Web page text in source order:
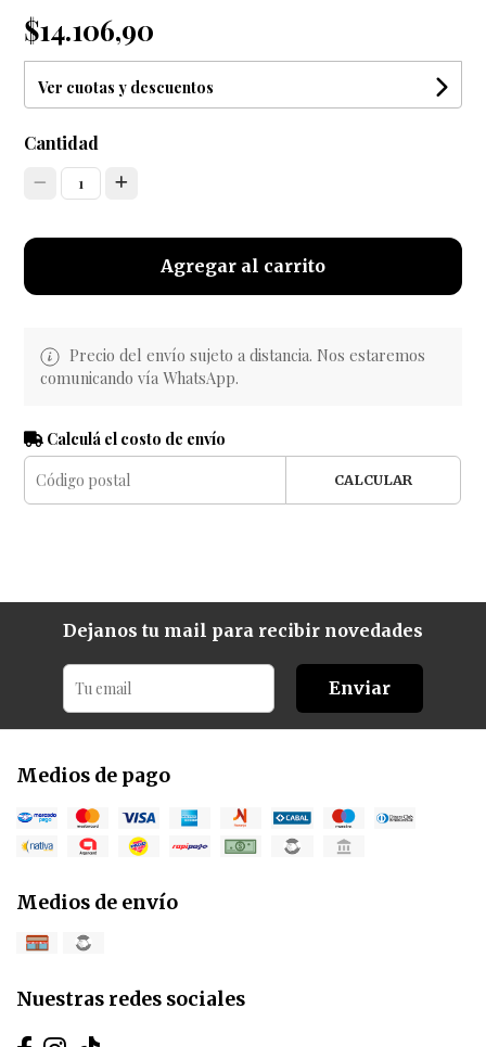
$14.106,90
Ver cuotas y descuentos
Cantidad
1
Agregar al carrito
Precio del envío sujeto a distancia. Nos estaremos
comunicando vía WhatsApp.
Calculá el costo de envío
CALCULAR
Dejanos tu mail para recibir novedades
Enviar
Medios de pago
Medios de envío
Nuestras redes sociales